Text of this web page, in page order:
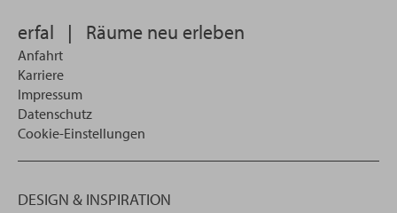
erfal | Räume neu erleben
Anfahrt
Karriere
Impressum
Datenschutz
Cookie-Einstellungen
DESIGN & INSPIRATION